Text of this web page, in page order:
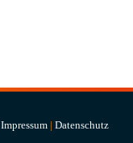
Impressum | Datenschutz